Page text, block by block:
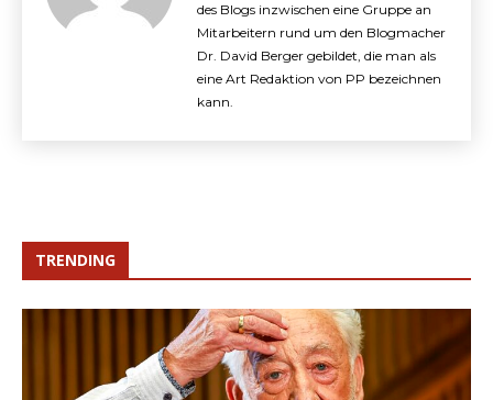
des Blogs inzwischen eine Gruppe an
Mitarbeitern rund um den Blogmacher
Dr. David Berger gebildet, die man als
eine Art Redaktion von PP bezeichnen
kann.
TRENDING